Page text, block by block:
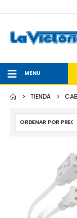
MENU
TIENDA